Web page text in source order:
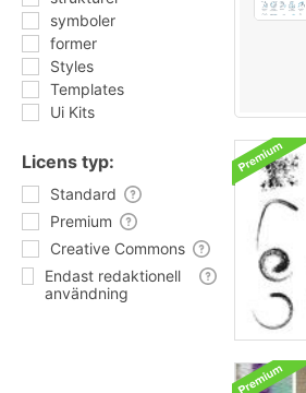
symboler
former
Styles
Templates
Ui Kits
Licens typ:
Standard
Premium
Creative Commons
Endast redaktionell
användning